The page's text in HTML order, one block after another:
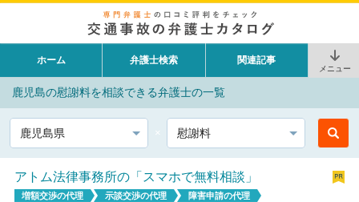
ホーム 弁護士検索 関連記事
メニュー
鹿児島の慰謝料を相談できる弁護士の一覧
都道府県 相談内容
アトム法律事務所の「スマホで無料相談」
増額交渉の代理 示談交渉の代理 障害申請の代理